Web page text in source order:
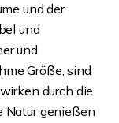
und der
und
und
Größe, sind
durch die
Natur genießen